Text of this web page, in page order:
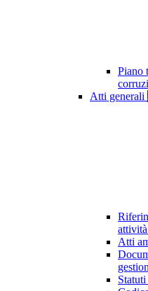
Piano
Atti generali
attività
Atti